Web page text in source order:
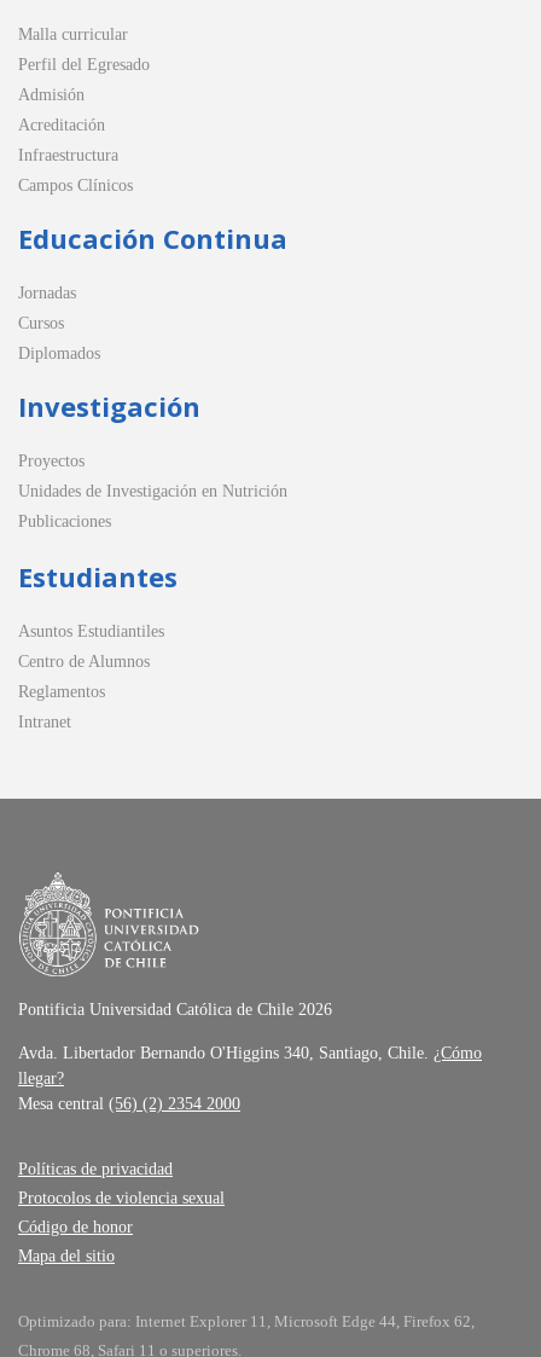
Malla curricular
Perfil del Egresado
Admisión
Acreditación
Infraestructura
Campos Clínicos
Educación Continua
Jornadas
Cursos
Diplomados
Investigación
Proyectos
Unidades de Investigación en Nutrición
Publicaciones
Estudiantes
Asuntos Estudiantiles
Centro de Alumnos
Reglamentos
Intranet
Pontificia Universidad Católica de Chile 2026
Avda. Libertador Bernando O'Higgins 340, Santiago, Chile. ¿Cómo
llegar?
Mesa central (56) (2) 2354 2000
Políticas de privacidad
Protocolos de violencia sexual
Código de honor
Mapa del sitio
Optimizado para: Internet Explorer 11, Microsoft Edge 44, Firefox 62,
Chrome 68, Safari 11 o superiores.